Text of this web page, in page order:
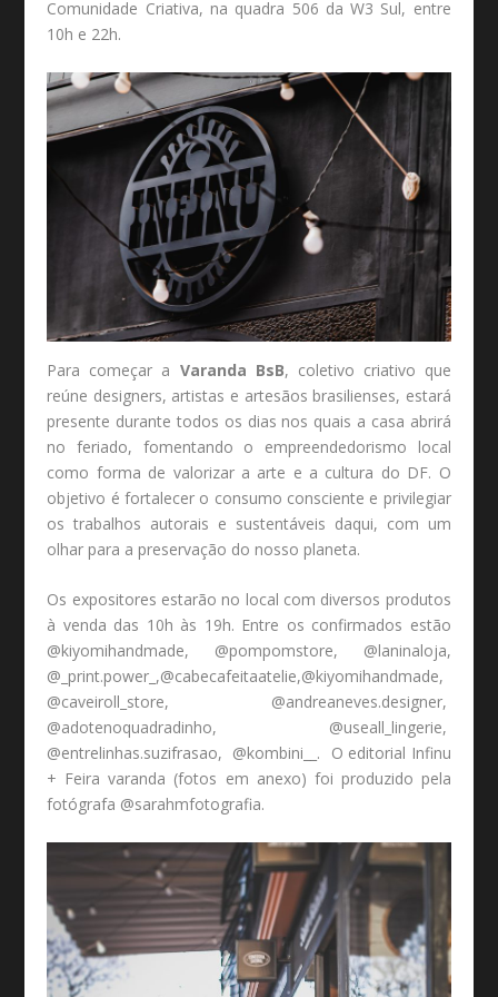
Comunidade Criativa, na quadra 506 da W3 Sul, entre
10h e 22h.
Para começar a Varanda BsB, coletivo criativo que
reúne designers, artistas e artesãos brasilienses, estará
presente durante todos os dias nos quais a casa abrirá
no feriado, fomentando o empreendedorismo local
como forma de valorizar a arte e a cultura do DF. O
objetivo é fortalecer o consumo consciente e privilegiar
os trabalhos autorais e sustentáveis daqui, com um
olhar para a preservação do nosso planeta.
Os expositores estarão no local com diversos produtos
à venda das 10h às 19h. Entre os confirmados estão
@kiyomihandmade, @pompomstore, @laninaloja,
@_print.power_,@cabecafeitaatelie,@kiyomihandmade,
@caveiroll_store, @andreaneves.designer,
@adotenoquadradinho, @useall_lingerie,
@entrelinhas.suzifrasao, @kombini__. O editorial Infinu
+ Feira varanda (fotos em anexo) foi produzido pela
fotógrafa @sarahmfotografia.